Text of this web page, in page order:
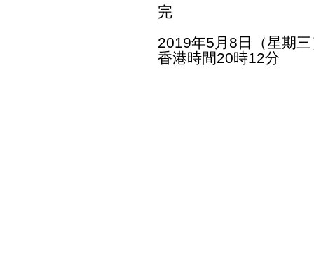
完
2019年5月8日（星期
香港時間20時12分